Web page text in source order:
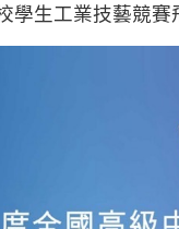
學生工業技藝競